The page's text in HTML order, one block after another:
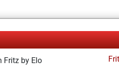
Fritz by Elo